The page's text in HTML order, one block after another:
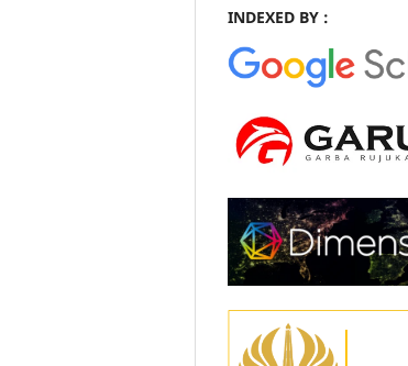
INDEXED BY :